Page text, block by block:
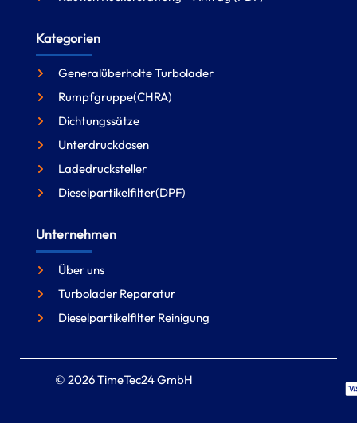
Kategorien
Generalüberholte Turbolader
Rumpfgruppe(CHRA)
Dichtungssätze
Unterdruckdosen
Ladedrucksteller
Dieselpartikelfilter(DPF)
Unternehmen
Über uns
Turbolader Reparatur
Dieselpartikelfilter Reinigung
© 2026 TimeTec24 GmbH